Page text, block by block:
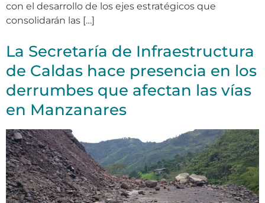
con el desarrollo de los ejes estratégicos que
consolidarán las […]
La Secretaría de Infraestructura
de Caldas hace presencia en los
derrumbes que afectan las vías
en Manzanares